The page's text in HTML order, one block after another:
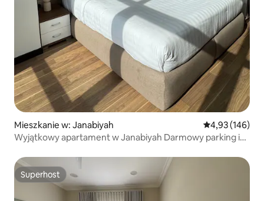
Mieszkanie w: Janabiyah Średnia
4,93 (146)
Wyjątkowy apartament w Janabiyah Darmowy parking i
Superhost
Superhost